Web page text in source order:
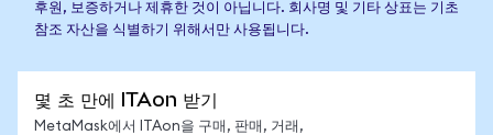
후원, 보증하거나 제휴한 것이 아닙니다. 회사명 및 기타 상표는 기초
참조 자산을 식별하기 위해서만 사용됩니다.
몇 초 만에 ITAon 받기
MetaMask에서 ITAon을 구매, 판매, 거래,